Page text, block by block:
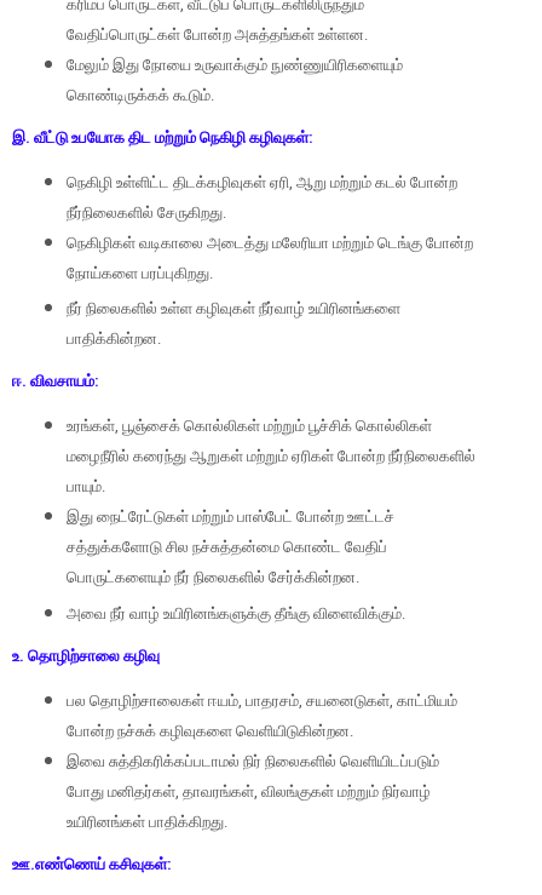
கரிமப் பொருட்கள் வீட்டுப் பொருட்களிலிருந்தும்
வேதிப்பொருட்கள் போன்ற அசுத்தங்கள் உள்ளன.
மேலும் இது நோயை உருவாக்கும் நுண்ணுயிரிகளையும்
கொண்டிருக்கக் கூடும்.
இ. வீட்டு உபயோக திட மற்றும் நெகிழி கழிவுகள்:
நெகிழி உள்ளிட்ட திடக்கழிவுகள் ஏரி ஆறு மற்றும் கடல் போன்ற
நீர்நிலைகளில் சேருகிறது.
நெகிழிகள் வடிகாலை அடைத்து மலேரியா மற்றும் டெங்கு போன்ற
நோய்களை பரப்புகிறது.
நீர் நிலைகளில் உள்ள கழிவுகள் நீர்வாழ் உயிரினங்களை
பாதிக்கின்றன.
ஈ. விவசாயம்:
உரங்கள், பூஞ்சைக் கொல்லிகள் மற்றும் பூச்சிக் கொல்லிகள்
மழைநீரில் கரைந்து ஆறுகள் மற்றும் ஏரிகள் போன்ற நீர்நிலைகளில்
பாயும்.
இது நைட்ரேட்டுகள் மற்றும் பாஸ்பேட் போன்ற ஊட்டச்
சத்துக்களோடு சில நச்சுத்தன்மை கொண்ட வேதிப்
பொருட்களையும் நீர் நிலைகளில் சேர்க்கின்றன.
அவை நீர் வாழ் உயிரினங்களுக்கு தீங்கு விளைவிக்கும்.
உ. தொழிற்சாலை கழிவு
பல தொழிற்சாலைகள் ஈயம் பாதரசம் சயனைடுகள் காட்மியம்
போன்ற நச்சுக் கழிவுகளை வெளியிடுகின்றன.
இவை சுத்திகரிக்கப்படாமல் நிர் நிலைகளில் வெளியிடப்படும்
போது மனிதர்கள் தாவரங்கள் விலங்குகள் மற்றும் நிர்வாழ்
உயிரினங்கள் பாதிக்கிறது.
ஊ.எண்ணெய் கசிவுகள்: